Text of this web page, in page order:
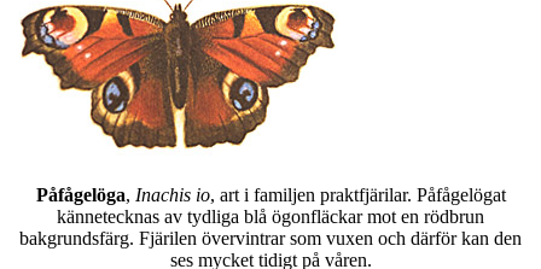
Påfågelöga, Inachis io, art i familjen praktfjärilar. Påfågelögat
kännetecknas av tydliga blå ögonfläckar mot en rödbrun
bakgrundsfärg. Fjärilen övervintrar som vuxen och därför kan den
ses mycket tidigt på våren.